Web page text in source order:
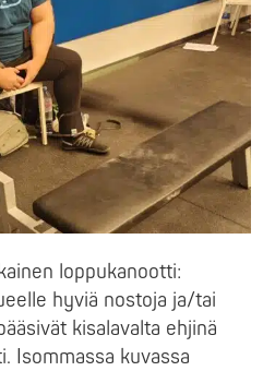
loppukanootti:
hyviä nostoja ja/tai
kisalavalta ehjinä
Isommassa kuvassa